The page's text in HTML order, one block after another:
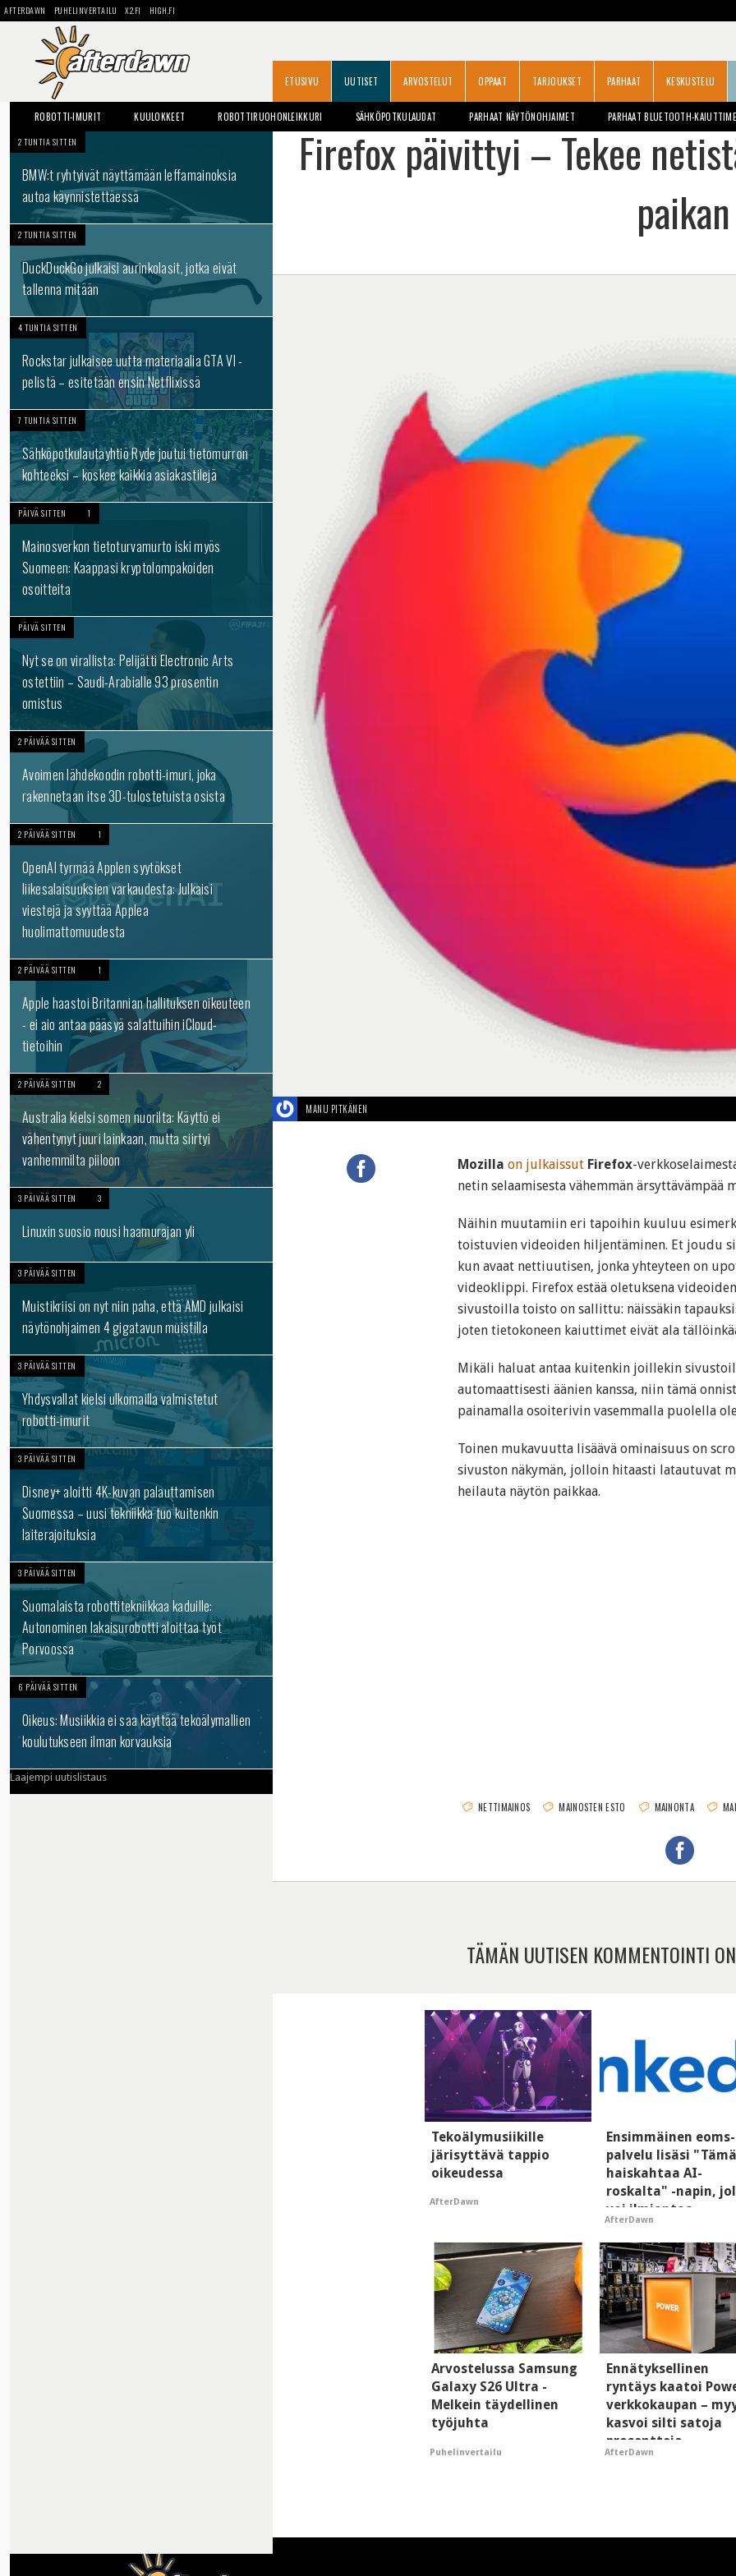
AFTERDAWN PUHELINVERTAILU X2.FI HIGH.FI
ETUSIVU UUTISET ARVOSTELUT OPPAAT TARJOUKSET PARHAAT KESKUSTELU
ROBOTTI-IMURIT KUULOKKEET ROBOTTIRUOHONLEIKKURI SÄHKÖPOTKULAUDAT PARHAAT NÄYTÖNOHJAIMET PARHAAT BLUETOOTH-
2 TUNTIA SITTEN
BMW:t ryhtyivät näyttämään leffamainoksia
autoa käynnistettäessä
2 TUNTIA SITTEN
DuckDuckGo julkaisi aurinkolasit, jotka eivät
tallenna mitään
4 TUNTIA SITTEN
Rockstar julkaisee uutta materiaalia GTA VI -
pelistä – esitetään ensin Netflixissä
7 TUNTIA SITTEN
Sähköpotkulautayhtiö Ryde joutui tietomurron
kohteeksi – koskee kaikkia asiakastilejä
PÄIVÄ SITTEN 1
Mainosverkon tietoturvamurto iski myös
Suomeen: Kaappasi kryptolompakoiden
osoitteita
PÄIVÄ SITTEN
Nyt se on virallista: Pelijätti Electronic Arts
ostettiin – Saudi-Arabialle 93 prosentin
omistus
2 PÄIVÄÄ SITTEN
Avoimen lähdekoodin robotti-imuri, joka
rakennetaan itse 3D-tulostetuista osista
2 PÄIVÄÄ SITTEN 1
OpenAI tyrmää Applen syytökset
liikesalaisuuksien varkaudesta: Julkaisi
viestejä ja syyttää Applea
huolimattomuudesta
2 PÄIVÄÄ SITTEN 1
Apple haastoi Britannian hallituksen oikeuteen
- ei aio antaa pääsyä salattuihin iCloud-
tietoihin
2 PÄIVÄÄ SITTEN 2
Australia kielsi somen nuorilta: Käyttö ei
vähentynyt juuri lainkaan, mutta siirtyi
vanhemmilta piiloon
3 PÄIVÄÄ SITTEN 3
Linuxin suosio nousi haamurajan yli
3 PÄIVÄÄ SITTEN
Muistikriisi on nyt niin paha, että AMD julkaisi
näytönohjaimen 4 gigatavun muistilla
3 PÄIVÄÄ SITTEN
Yhdysvallat kielsi ulkomailla valmistetut
robotti-imurit
3 PÄIVÄÄ SITTEN
Disney+ aloitti 4K-kuvan palauttamisen
Suomessa – uusi tekniikka tuo kuitenkin
laiterajoituksia
3 PÄIVÄÄ SITTEN
Suomalaista robottitekniikkaa kaduille:
Autonominen lakaisurobotti aloittaa työt
Porvoossa
6 PÄIVÄÄ SITTEN
Oikeus: Musiikkia ei saa käyttää tekoälymallien
koulutukseen ilman korvauksia
Laajempi uutislistaus
Firefox päivittyi – Tekee
paikan
MANU PITKÄNEN
Mozilla on julkaissut Firefox-
netin selaamisesta vähemmän ärsyttävämpää
Näihin muutamiin eri tapoihin kuuluu
toistuvien videoiden hiljentäminen. Et joudu
kun avaat nettiuutisen, jonka yhteyteen on
videoklippi. Firefox estää oletuksena
sivustoilla toisto on sallittu: näissäkin
joten tietokoneen kaiuttimet eivät ala
Mikäli haluat antaa kuitenkin joillekin
automaattisesti äänien kanssa, niin tämä
painamalla osoiterivin vasemmalla puolella
Toinen mukavuutta lisäävä ominaisuus on
sivuston näkymän, jolloin hitaasti latautuvat
heilauta näytön paikkaa.
NETTIMAINOS MAINOSTEN ESTO MAINONTA
TÄMÄN UUTISEN KOMMENTOINTI
Tekoälymusiikille
järisyttävä tappio
oikeudessa
AfterDawn
Ensimmäinen eoms-
palvelu lisäsi
haiskahtaa AI-
roskalta" -napin,
voi ilmiantaa
tekoälytauhkan
AfterDawn
Arvostelussa Samsung
Galaxy S26 Ultra -
Melkein täydellinen
työjuhta
Puhelinvertailu
Ennätyksellinen
ryntäys kaatoi
verkkokaupan –
kasvoi silti satoja
prosentteja
AfterDawn